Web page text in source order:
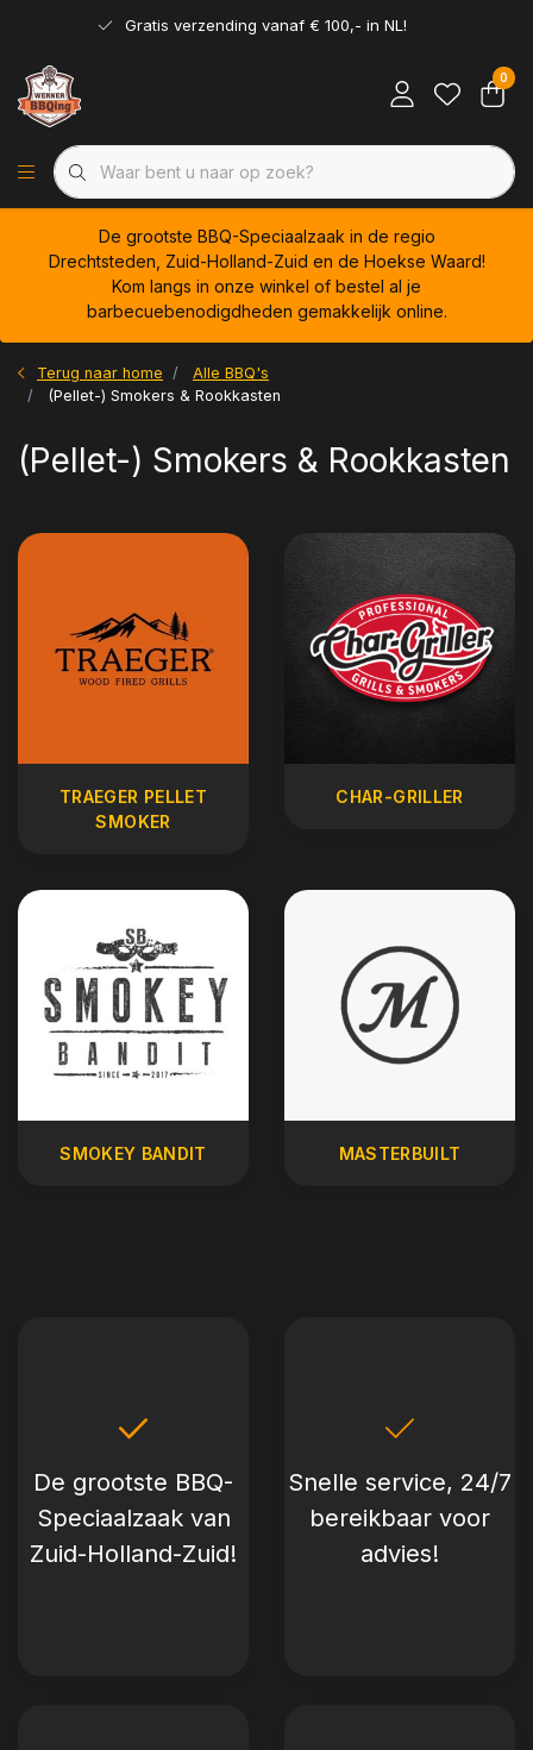
Gratis verzending vanaf € 100,- in NL!
0
De grootste BBQ-Speciaalzaak in de regio
Drechtsteden, Zuid-Holland-Zuid en de Hoekse Waard!
Kom langs in onze winkel of bestel al je
barbecuebenodigdheden gemakkelijk online.
Terug naar home
Alle BBQ's
(Pellet-) Smokers & Rookkasten
(Pellet-) Smokers & Rookkasten
TRAEGER PELLET
SMOKER
CHAR-GRILLER
SMOKEY BANDIT MASTERBUILT
De grootste BBQ-
Speciaalzaak van
Zuid-Holland-Zuid!
Snelle service, 24/7
bereikbaar voor
advies!